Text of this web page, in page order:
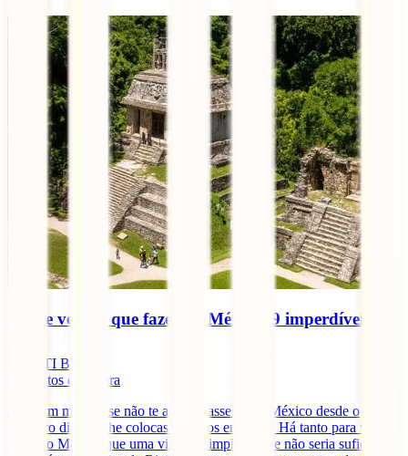
O que ver e o que fazer no México: 9 imperdíveis
IATI Blog
minutos de leitura
Seria um milagre se não te apaixonasses pelo México desde o
primeiro dia que lhe colocas os olhos em cima. Há tanto para ver e
fazer no México que uma viagem simplesmente não seria suficiente.